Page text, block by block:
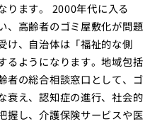
ります。 2000年代に入る
、高齢者のゴミ屋敷化が問題
け、自治体は「福祉的な側
るようになります。地域包括
者の総合相談窓口として、ゴ
衰え、認知症の進行、社会的
握し、介護保険サービスや医